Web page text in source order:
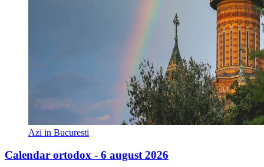
Azi in Bucuresti
Calendar ortodox - 6 august 2026